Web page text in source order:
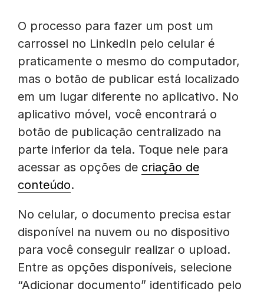
O processo para fazer um post um
carrossel no LinkedIn pelo celular é
praticamente o mesmo do computador,
mas o botão de publicar está localizado
em um lugar diferente no aplicativo. No
aplicativo móvel, você encontrará o
botão de publicação centralizado na
parte inferior da tela. Toque nele para
acessar as opções de criação de
conteúdo.
No celular, o documento precisa estar
disponível na nuvem ou no dispositivo
para você conseguir realizar o upload.
Entre as opções disponíveis, selecione
“Adicionar documento” identificado pelo